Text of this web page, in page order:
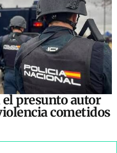
presunto autor
cometidos